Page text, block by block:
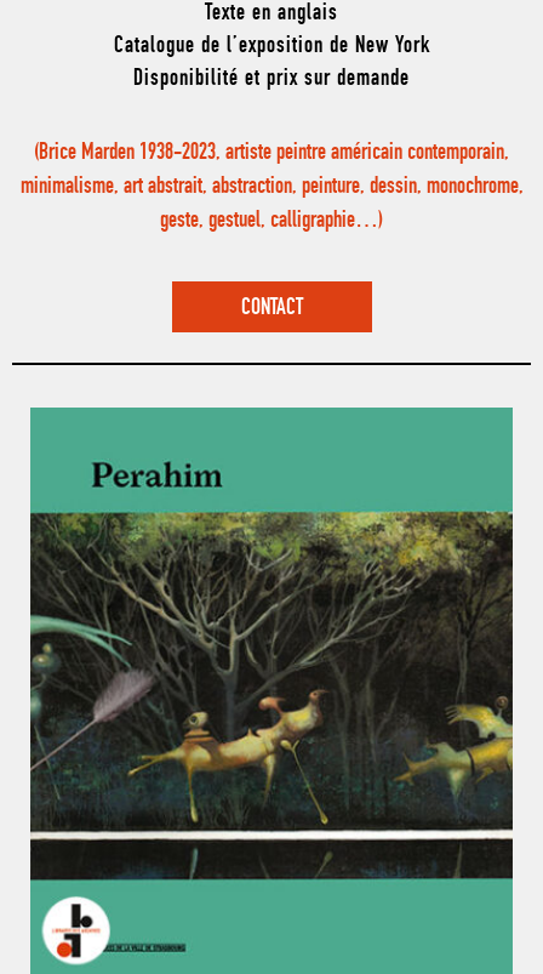
Texte en anglais
Catalogue de l’exposition de New York
Disponibilité et prix sur demande
(Brice Marden 1938-2023, artiste peintre américain contemporain,
minimalisme, art abstrait, abstraction, peinture, dessin, monochrome,
geste, gestuel, calligraphie…)
CONTACT